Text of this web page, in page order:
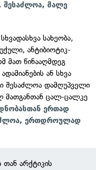
შესაძლოა, მალე
სახეობა,
ანტიბიოტიკ-
მათ წინააღმდეგ
ან სხვა
შესაძლოა დამღუპველი
მათგანთან ცალ-ცალკე
ერთად
ერთდროულად
თან არქტიკის